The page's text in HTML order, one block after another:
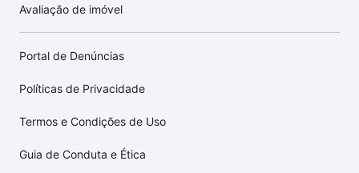
Avaliação de imóvel
Portal de Denúncias
Políticas de Privacidade
Termos e Condições de Uso
Guia de Conduta e Ética